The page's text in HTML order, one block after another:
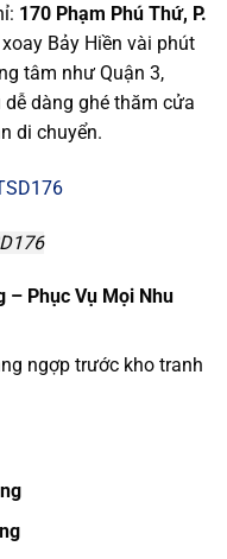
170 Phạm Phú Thứ, P.
Bảy Hiền vài phút
tâm như Quận 3,
dễ dàng ghé thăm cửa
di chuyển.
– Phục Vụ Mọi Nhu
ngợp trước kho tranh